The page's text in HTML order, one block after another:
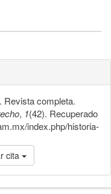
Revista completa.
, 1(42). Recuperado
index.php/historia-
cita